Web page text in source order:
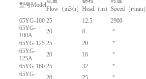
型号Model
Flow（m3/h） Head（m） Speed（r/min）
65YG-100 25 12.5 2900
65YG-
100A
20 8 ＂
65YG-125 25 20 ＂
65YG-
125A
20 16 ＂
65YG-160 25 32 ＂
65YG-
20 25 ＂